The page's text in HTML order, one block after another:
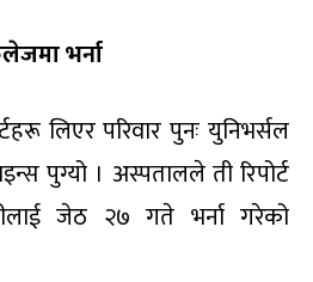
भर्ना
लिएर परिवार पुनः युनिभर्सल
पुग्यो । अस्पतालले ती रिपोर्ट
जेठ २७ गते भर्ना गरेको